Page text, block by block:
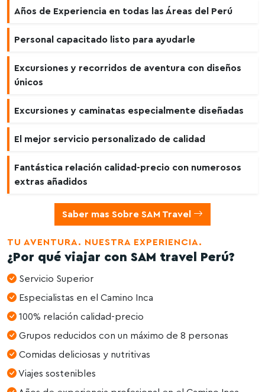
Años de Experiencia en todas las Áreas del Perú
Personal capacitado listo para ayudarle
Excursiones y recorridos de aventura con diseños
únicos
Excursiones y caminatas especialmente diseñadas
El mejor servicio personalizado de calidad
Fantástica relación calidad-precio con numerosos
extras añadidos
Saber mas Sobre SAM Travel
TU AVENTURA. NUESTRA EXPERIENCIA.
¿Por qué viajar con SAM travel Perú?
Servicio Superior
Especialistas en el Camino Inca
100% relación calidad-precio
Grupos reducidos con un máximo de 8 personas
Comidas deliciosas y nutritivas
Viajes sostenibles